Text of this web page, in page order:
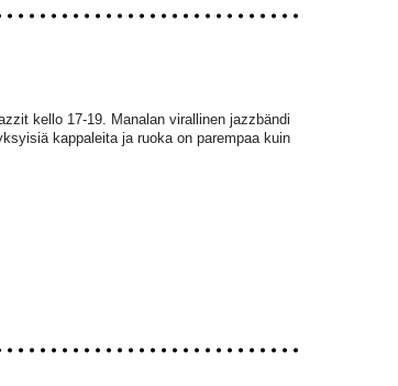
kello 17-19. Manalan virallinen jazzbändi
kappaleita ja ruoka on parempaa kuin